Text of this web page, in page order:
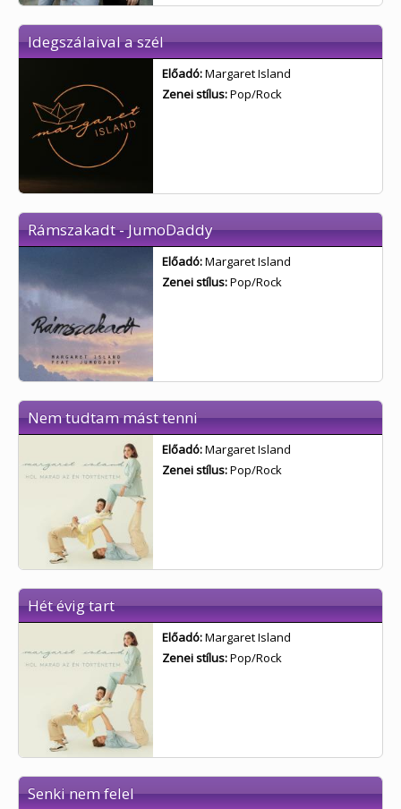
Idegszálaival a szél
Előadó:Margaret Island
Zenei stílus:Pop/Rock
Rámszakadt - JumoDaddy
Előadó:Margaret Island
Zenei stílus:Pop/Rock
Nem tudtam mást tenni
Előadó:Margaret Island
Zenei stílus:Pop/Rock
Hét évig tart
Előadó:Margaret Island
Zenei stílus:Pop/Rock
Senki nem felel